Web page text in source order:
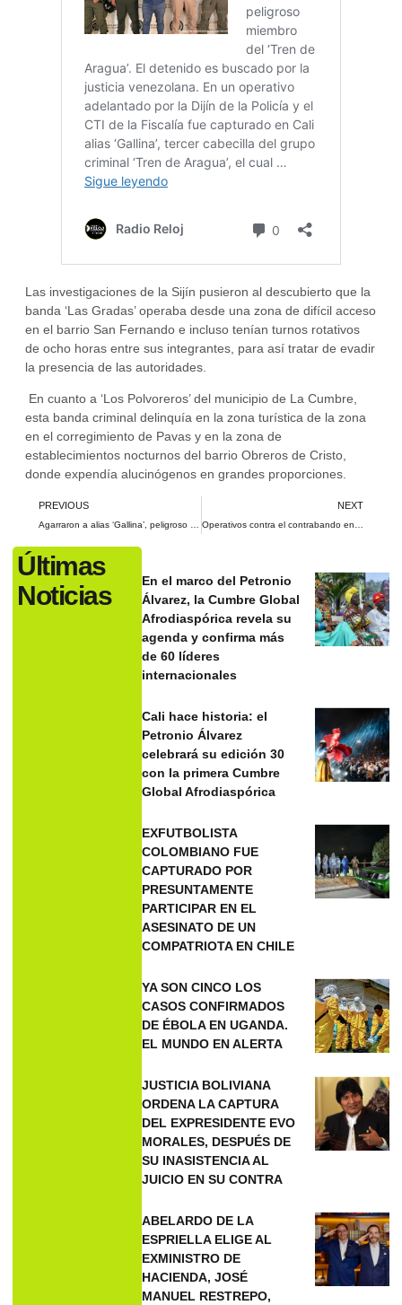
Las investigaciones de la Sijín pusieron al descubierto que la
banda ‘Las Gradas’ operaba desde una zona de difícil acceso
en el barrio San Fernando e incluso tenían turnos rotativos
de ocho horas entre sus integrantes, para así tratar de evadir
la presencia de las autoridades.
En cuanto a ‘Los Polvoreros’ del municipio de La Cumbre,
esta banda criminal delinquía en la zona turística de la zona
en el corregimiento de Pavas y en la zona de
establecimientos nocturnos del barrio Obreros de Cristo,
donde expendía alucinógenos en grandes proporciones.
PREVIOUS
Agarraron a alias ‘Gallina’, peligroso integrante del Tren de Aragua, escondido en Cali
NEXT
Operativos contra el contrabando en el Valle del Cauca: recientemente fue incautado licor y cigarrillos listos para la comercialización
Últimas
Noticias
En el marco del Petronio
Álvarez, la Cumbre Global
Afrodiaspórica revela su
agenda y confirma más
de 60 líderes
internacionales
Cali hace historia: el
Petronio Álvarez
celebrará su edición 30
con la primera Cumbre
Global Afrodiaspórica
EXFUTBOLISTA
COLOMBIANO FUE
CAPTURADO POR
PRESUNTAMENTE
PARTICIPAR EN EL
ASESINATO DE UN
COMPATRIOTA EN CHILE
YA SON CINCO LOS
CASOS CONFIRMADOS
DE ÉBOLA EN UGANDA.
EL MUNDO EN ALERTA
JUSTICIA BOLIVIANA
ORDENA LA CAPTURA
DEL EXPRESIDENTE EVO
MORALES, DESPUÉS DE
SU INASISTENCIA AL
JUICIO EN SU CONTRA
ABELARDO DE LA
ESPRIELLA ELIGE AL
EXMINISTRO DE
HACIENDA, JOSÉ
MANUEL RESTREPO,